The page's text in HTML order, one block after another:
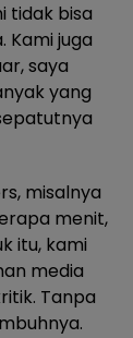
tidak bisa
juga
saya
yang
misalnya
menit,
itu, kami
media
Tanpa